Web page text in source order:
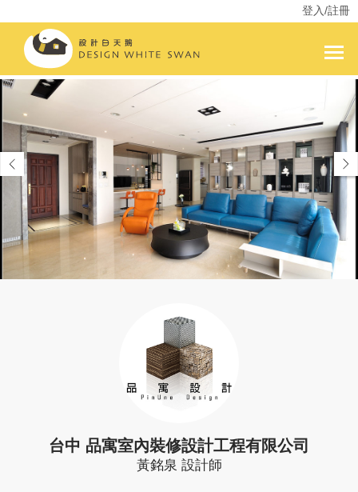
登入/註冊
台中 品寓室內裝修設計工程有限公司
黃銘泉 設計師